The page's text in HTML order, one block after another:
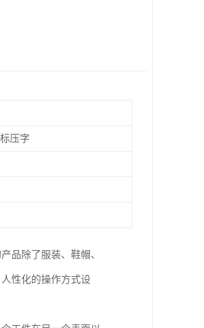
压字
品除了服装、鞋帽、
性化的操作方式设